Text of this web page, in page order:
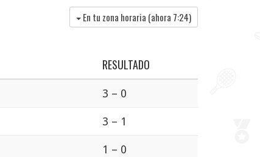
En tu zona horaria (ahora 7:24)
RESULTADO
3 – 0
3 – 1
1 – 0